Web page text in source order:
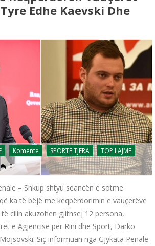
Edhe Kaevski Dhe
Komente SPORTE TJERA TOP LAJME
0
– Shkup shtyu seancën e sotme
ka të bëjë me keqpërdorimin e vauçerëve
cilin akuzohen gjithsej 12 persona,
e Agjencisë për Rini dhe Sport, Darko
Siç informuan nga Gjykata Penale